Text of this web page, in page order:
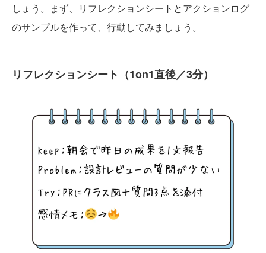
しょう。まず、リフレクションシートとアクションログ
のサンプルを作って、行動してみましょう。
リフレクションシート（1on1直後／3分）